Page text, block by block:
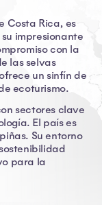
Costa Rica, es
impresionante
con la
las selvas
un sinfín de
ecoturismo.
sectores clave
El país es
Su entorno
para la